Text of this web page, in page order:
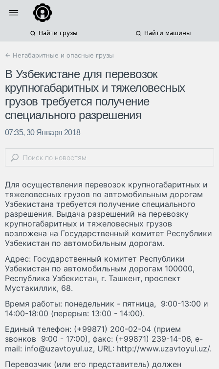
Найти грузы Найти машины
← Негабаритные и опасные грузы
В Узбекистане для перевозок
крупногабаритных и тяжеловесных
грузов требуется получение
специального разрешения
07:35, 30 Января 2018
Для осуществления перевозок крупногабаритных и
тяжеловесных грузов по автомобильным дорогам
Узбекистана требуется получение специального
разрешения. Выдача разрешений на перевозку
крупногабаритных и тяжеловесных грузов
возложена на Государственный комитет Республики
Узбекистан по автомобильным дорогам.
Адрес: Государственный комитет Республики
Узбекистан по автомобильным дорогам 100000,
Республика Узбекистан, г. Ташкент, проспект
Мустакиллик, 68.
Время работы: понедельник - пятница, 9:00-13:00 и
14:00-18:00 (перерыв: 13:00 - 14:00).
Единый телефон: (+99871) 200-02-04 (прием
звонков 9:00 - 17:00), факс: (+99871) 239-14-06, e-
mail: info@uzavtoyul.uz, URL: http://www.uzavtoyul.uz/.
Перевозчик (или его представитель) должен